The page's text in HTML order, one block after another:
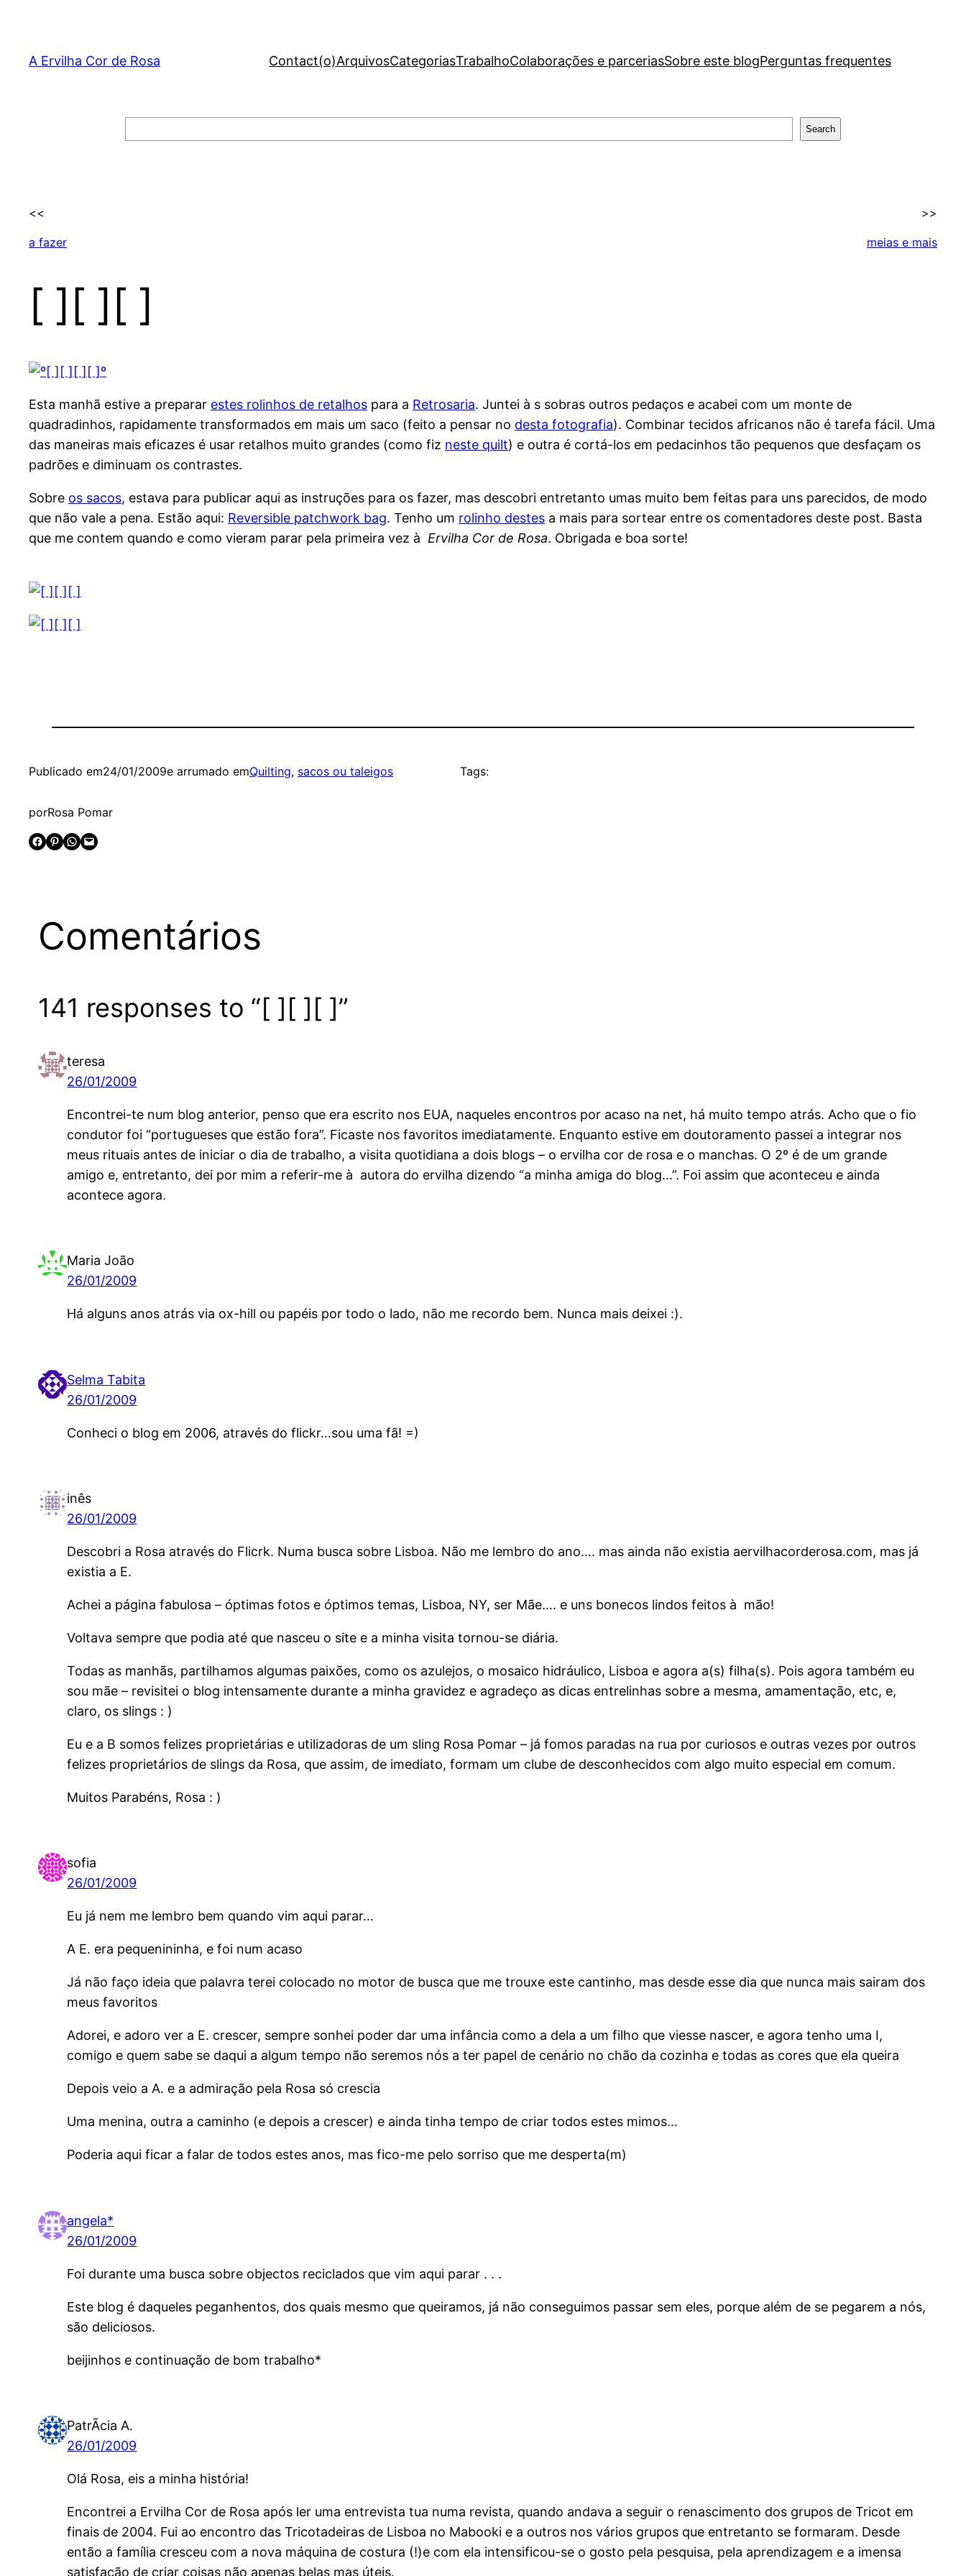
content
A Ervilha Cor de Rosa Contact(o)ArquivosCategoriasTrabalhoColaborações e parceriasSobre este blogPerguntas frequentes
Search
<<
a fazer
>>
meias e mais
[ ][ ][ ]
Esta manhã estive a preparar estes rolinhos de retalhos para a Retrosaria. Juntei à s sobras outros pedaços e acabei com um monte de
quadradinhos, rapidamente transformados em mais um saco (feito a pensar no desta fotografia). Combinar tecidos africanos não é tarefa fácil. Uma
das maneiras mais eficazes é usar retalhos muito grandes (como fiz neste quilt) e outra é cortá-los em pedacinhos tão pequenos que desfaçam os
padrões e diminuam os contrastes.
Sobre os sacos, estava para publicar aqui as instruções para os fazer, mas descobri entretanto umas muito bem feitas para uns parecidos, de modo
que não vale a pena. Estão aqui: Reversible patchwork bag. Tenho um rolinho destes a mais para sortear entre os comentadores deste post. Basta
que me contem quando e como vieram parar pela primeira vez à Ervilha Cor de Rosa. Obrigada e boa sorte!
Publicado em24/01/2009e arrumado emQuilting, sacos ou taleigos
porRosa Pomar
Share on Facebook
Share on Pinterest Share on WhatsApp Email this Page
Tags:
Comentários
141 responses to “[ ][ ][ ]”
teresa
26/01/2009
Encontrei-te num blog anterior, penso que era escrito nos EUA, naqueles encontros por acaso na net, há muito tempo atrás. Acho que o fio
condutor foi “portugueses que estão fora”. Ficaste nos favoritos imediatamente. Enquanto estive em doutoramento passei a integrar nos
meus rituais antes de iniciar o dia de trabalho, a visita quotidiana a dois blogs – o ervilha cor de rosa e o manchas. O 2º é de um grande
amigo e, entretanto, dei por mim a referir-me à autora do ervilha dizendo “a minha amiga do blog…”. Foi assim que aconteceu e ainda
acontece agora.
Maria João
26/01/2009
Há alguns anos atrás via ox-hill ou papéis por todo o lado, não me recordo bem. Nunca mais deixei :).
Selma Tabita
26/01/2009
Conheci o blog em 2006, através do flickr…sou uma fã! =)
inês
26/01/2009
Descobri a Rosa através do Flicrk. Numa busca sobre Lisboa. Não me lembro do ano…. mas ainda não existia aervilhacorderosa.com, mas já
existia a E.
Achei a página fabulosa – óptimas fotos e óptimos temas, Lisboa, NY, ser Mãe…. e uns bonecos lindos feitos à mão!
Voltava sempre que podia até que nasceu o site e a minha visita tornou-se diária.
Todas as manhãs, partilhamos algumas paixões, como os azulejos, o mosaico hidráulico, Lisboa e agora a(s) filha(s). Pois agora também eu
sou mãe – revisitei o blog intensamente durante a minha gravidez e agradeço as dicas entrelinhas sobre a mesma, amamentação, etc, e,
claro, os slings : )
Eu e a B somos felizes proprietárias e utilizadoras de um sling Rosa Pomar – já fomos paradas na rua por curiosos e outras vezes por outros
felizes proprietários de slings da Rosa, que assim, de imediato, formam um clube de desconhecidos com algo muito especial em comum.
Muitos Parabéns, Rosa : )
sofia
26/01/2009
Eu já nem me lembro bem quando vim aqui parar…
A E. era pequenininha, e foi num acaso
Já não faço ideia que palavra terei colocado no motor de busca que me trouxe este cantinho, mas desde esse dia que nunca mais sairam dos
meus favoritos
Adorei, e adoro ver a E. crescer, sempre sonhei poder dar uma infância como a dela a um filho que viesse nascer, e agora tenho uma I,
comigo e quem sabe se daqui a algum tempo não seremos nós a ter papel de cenário no chão da cozinha e todas as cores que ela queira
Depois veio a A. e a admiração pela Rosa só crescia
Uma menina, outra a caminho (e depois a crescer) e ainda tinha tempo de criar todos estes mimos…
Poderia aqui ficar a falar de todos estes anos, mas fico-me pelo sorriso que me desperta(m)
angela*
26/01/2009
Foi durante uma busca sobre objectos reciclados que vim aqui parar . . .
Este blog é daqueles peganhentos, dos quais mesmo que queiramos, já não conseguimos passar sem eles, porque além de se pegarem a nós,
são deliciosos.
beijinhos e continuação de bom trabalho*
PatrÃ­cia A.
26/01/2009
Olá Rosa, eis a minha história!
Encontrei a Ervilha Cor de Rosa após ler uma entrevista tua numa revista, quando andava a seguir o renascimento dos grupos de Tricot em
finais de 2004. Fui ao encontro das Tricotadeiras de Lisboa no Mabooki e a outros nos vários grupos que entretanto se formaram. Desde
então a família cresceu com a nova máquina de costura (!)e com ela intensificou-se o gosto pela pesquisa, pela aprendizagem e a imensa
satisfação de criar coisas não apenas belas mas úteis.